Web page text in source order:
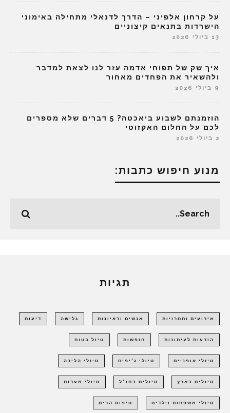
על קרחון אלפיני – הדרך לדנאלי מתחילה באימוני
הישרדות בתנאים קיצוניים
13 ביולי 2026
איך שק של תפוחי אדמה עזר לנו לצאת למדבר
ולהשאיר את הפחדים מאחור
9 ביולי 2026
הוזמנתם לשבוע ביאכטה? 5 דברים שלא מספרים
לכם על החלום האקזוטי
2 ביולי 2026
מנוע חיפוש כתבות:
תגיות
אירועים ותחרויות אנשים וראיונות גלישה דיעות
הודעות לעיתונות חופשות טיול בטוח
טיולי אופניים טיולי ג'יפים טיולי הליכה
טיולים בארץ טיולים בחו"ל טיולי מערות
טיולי משפחות וילדים טיפוס הרים